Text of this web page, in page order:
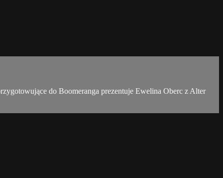
do Boomeranga prezentuje Ewelina Oberc z Alter